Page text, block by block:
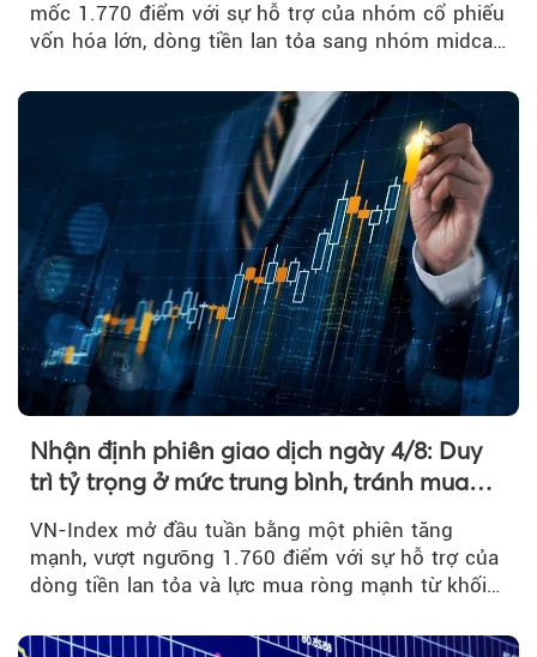
mốc 1.770 điểm với sự hỗ trợ của nhóm cổ phiếu
vốn hóa lớn, dòng tiền lan tỏa sang nhóm midcap
Nhận định phiên giao dịch ngày 4/8: Duy
trì tỷ trọng ở mức trung bình, tránh mua
VN-Index mở đầu tuần bằng một phiên tăng
mạnh, vượt ngưỡng 1.760 điểm với sự hỗ trợ của
dòng tiền lan tỏa và lực mua ròng mạnh từ khối